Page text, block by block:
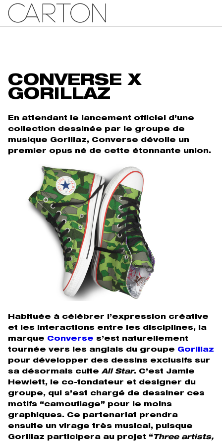
CONVERSE X
GORILLAZ
En attendant le lancement officiel d’une
collection dessinée par le groupe de
musique Gorillaz, Converse dévoile un
premier opus né de cette étonnante union.
Habituée à célébrer l’expression créative
et les interactions entre les disciplines, la
marque Converse s’est naturellement
tournée vers les anglais du groupe Gorillaz
pour développer des dessins exclusifs sur
sa désormais culteAll Star. C’est Jamie
Hewlett, le co-fondateur et designer du
groupe, qui s’est chargé de dessiner ces
motifs “camouflage” pour le moins
graphiques. Ce partenariat prendra
ensuite un virage très musical, puisque
Gorillaz participera au projet “Three artists,